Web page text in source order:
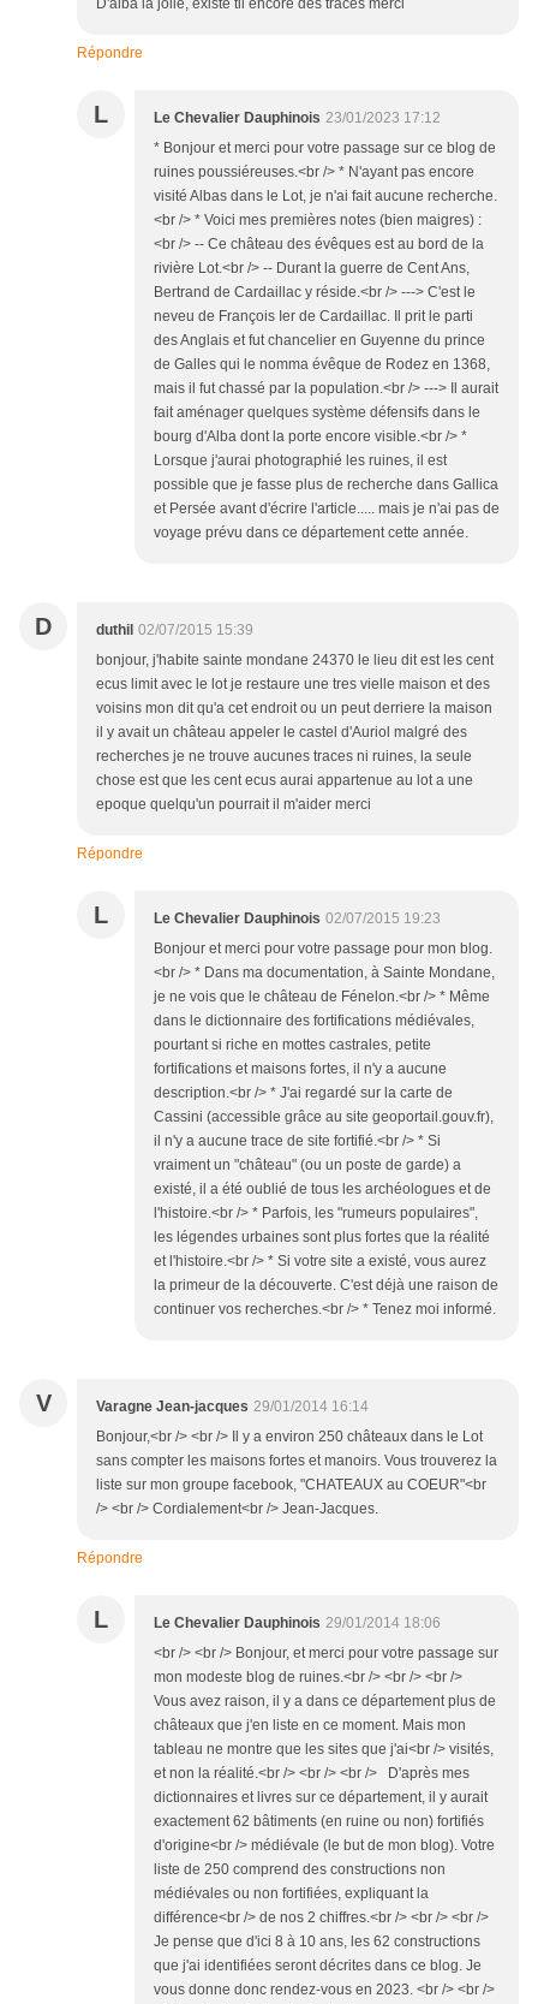
D'alba la jolie, existe til encore des traces merci
Répondre
L Le Chevalier Dauphinois 23/01/2023 17:12
* Bonjour et merci pour votre passage sur ce blog de
ruines poussiéreuses.<br /> * N'ayant pas encore
visité Albas dans le Lot, je n'ai fait aucune recherche.
<br /> * Voici mes premières notes (bien maigres) :
<br /> -- Ce château des évêques est au bord de la
rivière Lot.<br /> -- Durant la guerre de Cent Ans,
Bertrand de Cardaillac y réside.<br /> ---> C'est le
neveu de François Ier de Cardaillac. Il prit le parti
des Anglais et fut chancelier en Guyenne du prince
de Galles qui le nomma évêque de Rodez en 1368,
mais il fut chassé par la population.<br /> ---> Il aurait
fait aménager quelques système défensifs dans le
bourg d'Alba dont la porte encore visible.<br /> *
Lorsque j'aurai photographié les ruines, il est
possible que je fasse plus de recherche dans Gallica
et Persée avant d'écrire l'article..... mais je n'ai pas de
voyage prévu dans ce département cette année.
D duthil 02/07/2015 15:39
bonjour, j'habite sainte mondane 24370 le lieu dit est les cent
ecus limit avec le lot je restaure une tres vielle maison et des
voisins mon dit qu'a cet endroit ou un peut derriere la maison
il y avait un château appeler le castel d'Auriol malgré des
recherches je ne trouve aucunes traces ni ruines, la seule
chose est que les cent ecus aurai appartenue au lot a une
epoque quelqu'un pourrait il m'aider merci
Répondre
L Le Chevalier Dauphinois 02/07/2015 19:23
Bonjour et merci pour votre passage pour mon blog.
<br /> * Dans ma documentation, à Sainte Mondane,
je ne vois que le château de Fénelon.<br /> * Même
dans le dictionnaire des fortifications médiévales,
pourtant si riche en mottes castrales, petite
fortifications et maisons fortes, il n'y a aucune
description.<br /> * J'ai regardé sur la carte de
Cassini (accessible grâce au site geoportail.gouv.fr),
il n'y a aucune trace de site fortifié.<br /> * Si
vraiment un "château" (ou un poste de garde) a
existé, il a été oublié de tous les archéologues et de
l'histoire.<br /> * Parfois, les "rumeurs populaires",
les légendes urbaines sont plus fortes que la réalité
et l'histoire.<br /> * Si votre site a existé, vous aurez
la primeur de la découverte. C'est déjà une raison de
continuer vos recherches.<br /> * Tenez moi informé.
V Varagne Jean-jacques 29/01/2014 16:14
Bonjour,<br /> <br /> Il y a environ 250 châteaux dans le Lot
sans compter les maisons fortes et manoirs. Vous trouverez la
liste sur mon groupe facebook, "CHATEAUX au COEUR"<br
/> <br /> Cordialement<br /> Jean-Jacques.
Répondre
L Le Chevalier Dauphinois 29/01/2014 18:06
<br /> <br /> Bonjour, et merci pour votre passage sur
mon modeste blog de ruines.<br /> <br /> <br />
Vous avez raison, il y a dans ce département plus de
châteaux que j'en liste en ce moment. Mais mon
tableau ne montre que les sites que j'ai<br /> visités,
et non la réalité.<br /> <br /> <br /> D'après mes
dictionnaires et livres sur ce département, il y aurait
exactement 62 bâtiments (en ruine ou non) fortifiés
d'origine<br /> médiévale (le but de mon blog). Votre
liste de 250 comprend des constructions non
médiévales ou non fortifiées, expliquant la
différence<br /> de nos 2 chiffres.<br /> <br /> <br />
Je pense que d'ici 8 à 10 ans, les 62 constructions
que j'ai identifiées seront décrites dans ce blog. Je
vous donne donc rendez-vous en 2023. <br /> <br />